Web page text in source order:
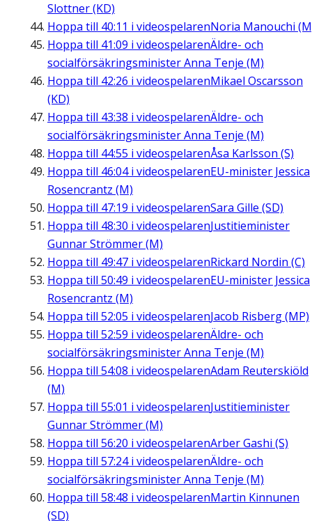
Slottner (KD)
Hoppa till 40:11 i videospelarenNoria Manouchi
Hoppa till 41:09 i videospelarenÄldre- och
socialförsäkringsminister Anna Tenje (M)
Hoppa till 42:26 i videospelarenMikael Oscarsson
(KD)
Hoppa till 43:38 i videospelarenÄldre- och
socialförsäkringsminister Anna Tenje (M)
Hoppa till 44:55 i videospelarenÅsa Karlsson (S)
Hoppa till 46:04i videospelarenEU-minister Jessica
Rosencrantz (M)
Hoppa till 47:19 i videospelarenSara Gille (SD)
Hoppa till 48:30 i videospelarenJustitieminister
Gunnar Strömmer (M)
Hoppa till 49:47 i videospelarenRickard Nordin (C)
Hoppa till 50:49 i videospelarenEU-minister Jessica
Rosencrantz (M)
Hoppa till 52:05 i videospelarenJacob Risberg (MP)
Hoppa till 52:59 i videospelarenÄldre- och
socialförsäkringsminister Anna Tenje (M)
Hoppa till 54:08 i videospelarenAdam Reuterskiöld
(M)
Hoppa till 55:01 i videospelarenJustitieminister
Gunnar Strömmer (M)
Hoppa till 56:20 i videospelarenArber Gashi (S)
Hoppa till 57:24i videospelarenÄldre- och
socialförsäkringsminister Anna Tenje (M)
Hoppa till 58:48 i videospelarenMartin Kinnunen
(SD)